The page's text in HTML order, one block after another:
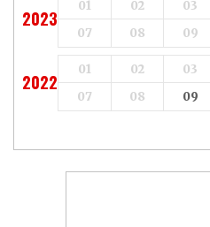
2023
01 02 03
07
08 09
2022
01 02 03
07
08 09